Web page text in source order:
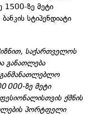
1500-ზე მეტი
სტიპენდიატი
საქართველოს
განათლება
000-ზე მეტი
ქმნის
პორტფელი